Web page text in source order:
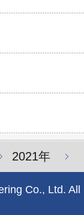
2021年
Co., Ltd. All